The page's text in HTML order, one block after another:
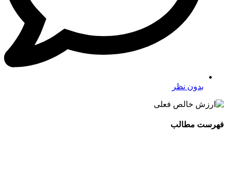
بدون نظر
فهرست مطالب